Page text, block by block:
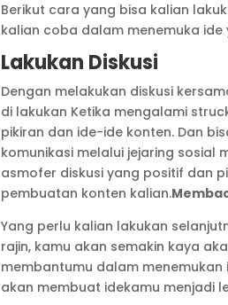
Berikut cara yang bisa kalian
kalian coba dalam menemuka
Lakukan Diskusi
Dengan melakukan diskusi
di lakukan Ketika mengalami
pikiran dan ide-ide konten. Dan
komunikasi melalui jejaring
asmofer diskusi yang positif dan
pembuatan konten kalian.
Yang perlu kalian lakukan
rajin, kamu akan semakin kaya
membantumu dalam
akan membuat idekamu menjadi